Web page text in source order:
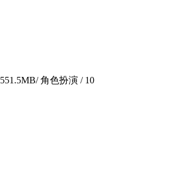
551.5MB/ 角色扮演 / 10